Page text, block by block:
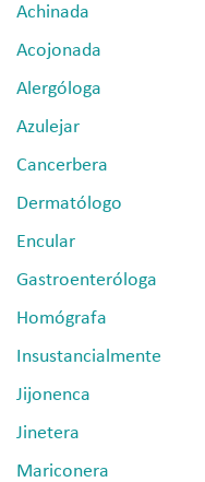
Achinada
Acojonada
Alergóloga
Azulejar
Cancerbera
Dermatólogo
Encular
Gastroenteróloga
Homógrafa
Insustancialmente
Jijonenca
Jinetera
Mariconera